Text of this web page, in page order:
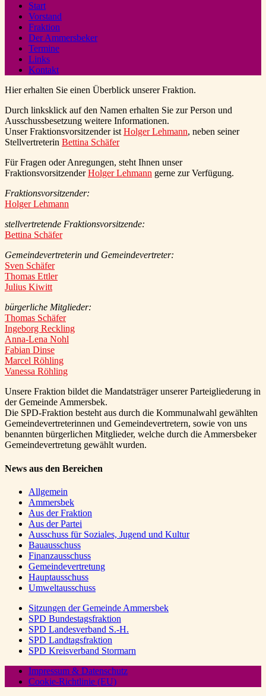
Start
Vorstand
Fraktion
Der Ammersbeker
Termine
Links
Kontakt
Hier erhalten Sie einen Überblick unserer Fraktion.
Durch linksklick auf den Namen erhalten Sie zur Person und
Ausschussbesetzung weitere Informationen.
Unser Fraktionsvorsitzender ist Holger Lehmann, neben seiner
Stellvertreterin Bettina Schäfer
Für Fragen oder Anregungen, steht Ihnen unser
FraktionsvorsitzenderHolger Lehmann gerne zur Verfügung.
Fraktionsvorsitzender:
Holger Lehmann
stellvertretende Fraktionsvorsitzende:
Bettina Schäfer
Gemeindevertreterin und Gemeindevertreter:
Sven Schäfer
Thomas Ettler
Julius Kiwitt
bürgerliche Mitglieder:
Thomas Schäfer
Ingeborg Reckling
Anna-Lena Nohl
Fabian Dinse
Marcel Röhling
Vanessa Röhling
Unsere Fraktion bildet die Mandatsträger unserer Parteigliederung in
der Gemeinde Ammersbek.
Die SPD-Fraktion besteht aus durch die Kommunalwahl gewählten
Gemeindevertreterinnen und Gemeindevertretern, sowie von uns
benannten bürgerlichen Mitglieder, welche durch die Ammersbeker
Gemeindevertretung gewählt wurden.
News aus den Bereichen
Allgemein
Ammersbek
Aus der Fraktion
Aus der Partei
Ausschuss für Soziales, Jugend und Kultur
Bauausschuss
Finanzausschuss
Gemeindevertretung
Hauptausschuss
Umweltausschuss
Sitzungen der Gemeinde Ammersbek
SPD Bundestagsfraktion
SPD Landesverband S.-H.
SPD Landtagsfraktion
SPD Kreisverband Stormarn
Impressum & Datenschutz
Cookie-Richtlinie (EU)